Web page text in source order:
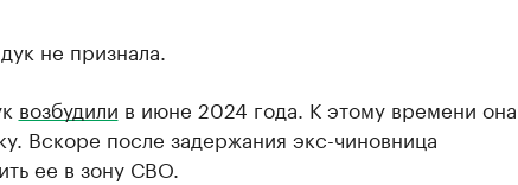
не признала.
возбудили в июне 2024 года. К этому времени она
Вскоре после задержания экс-чиновница
ее в зону СВО.